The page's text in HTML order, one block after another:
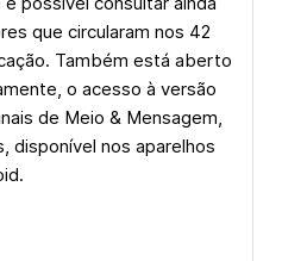
que circularam nos 42
Também está aberto
o acesso à versão
de Meio & Mensagem,
disponível nos aparelhos